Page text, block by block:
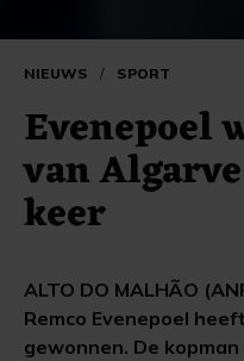
NIEUWS / SPORT
Evenepoel
van
keer
ALTO DO MALHÃO
Remco Evenepoel
gewonnen. De